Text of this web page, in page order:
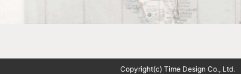
Copyright(c) Time Design Co., Ltd.